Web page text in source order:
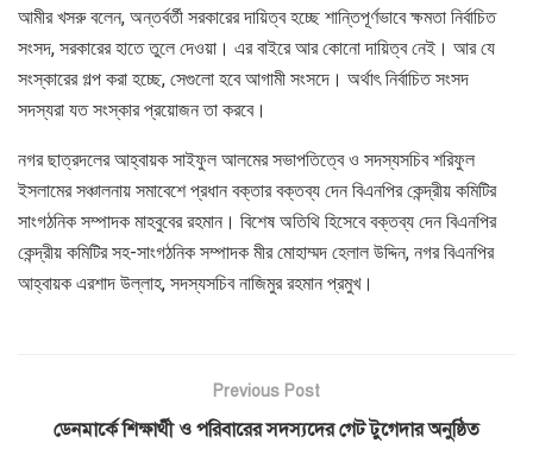
আমীর খসরু বলেন, অন্তর্বর্তী সরকারের দায়িত্ব হচ্ছে শান্তিপূর্ণভাবে ক্ষমতা নির্বাচিত
সংসদ, সরকারের হাতে তুলে দেওয়া। এর বাইরে আর কোনো দায়িত্ব নেই। আর যে
সংস্কারের গল্প করা হচ্ছে, সেগুলো হবে আগামী সংসদে। অর্থাৎ নির্বাচিত সংসদ
সদস্যরা যত সংস্কার প্রয়োজন তা করবে।
নগর ছাত্রদলের আহ্বায়ক সাইফুল আলমের সভাপতিত্বে ও সদস্যসচিব শরিফুল
ইসলামের সঞ্চালনায় সমাবেশে প্রধান বক্তার বক্তব্য দেন বিএনপির কেন্দ্রীয় কমিটির
সাংগঠনিক সম্পাদক মাহবুবের রহমান। বিশেষ অতিথি হিসেবে বক্তব্য দেন বিএনপির
কেন্দ্রীয় কমিটির সহ-সাংগঠনিক সম্পাদক মীর মোহাম্মদ হেলাল উদ্দিন, নগর বিএনপির
আহ্বায়ক এরশাদ উল্লাহ, সদস্যসচিব নাজিমুর রহমান প্রমুখ।
Previous Post
ডেনমার্কে শিক্ষার্থী ও পরিবারের সদস্যদের গেট টুগেদার অনুষ্ঠিত